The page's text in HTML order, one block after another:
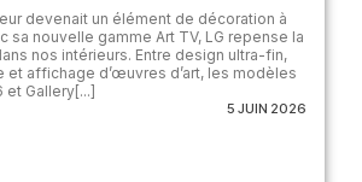
devenait un élément de décoration à
sa nouvelle gamme Art TV, LG repense la
nos intérieurs. Entre design ultra-fin,
et affichage d’œuvres d’art, les modèles
et Gallery[...]
5 JUIN 2026